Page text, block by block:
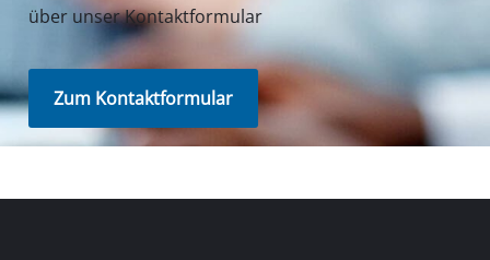
über unser Kontaktformular
Zum Kontaktformular